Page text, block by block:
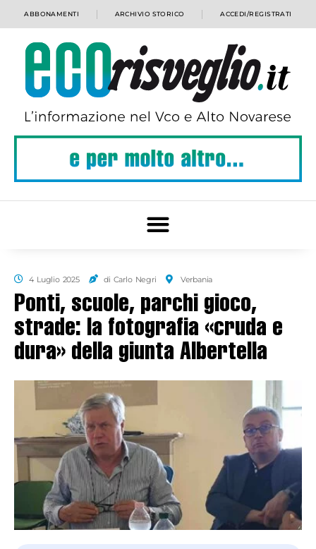
ABBONAMENTI ARCHIVIO STORICO ACCEDI/REGISTRATI
4 Luglio 2025 di Carlo Negri Verbania
Ponti, scuole, parchi gioco,
strade: la fotografia «cruda e
dura» della giunta Albertella